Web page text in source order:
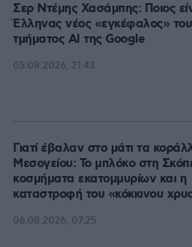
Σερ Ντέμης Χασάμπης: Ποιος
Έλληνας νέος «εγκέφαλος» του
τμήματος AI της Google
05.08.2026, 21:43
Γιατί έβαλαν στο μάτι τα
Μεσογείου: Το μπλόκο στη
κοσμήματα εκατομμυρίων και η
καταστροφή του «κόκκινου
06.08.2026, 07:25